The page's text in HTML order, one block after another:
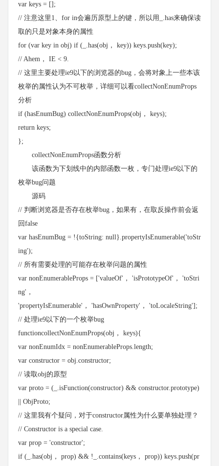
var keys = [];
// 注意这里1、for in会遍历原型上的键，所以用_.has来确保读
取的只是对象本身的属性
for (var key in obj) if (_.has(obj， key)) keys.push(key);
// Ahem， IE < 9.
// 这里主要处理ie9以下的浏览器的bug，会将对象上一些本该
枚举的属性认为不可枚举，详细可以看collectNonEnumProps
分析
if (hasEnumBug) collectNonEnumProps(obj， keys);
return keys;
};
collectNonEnumProps函数分析
该函数为下划线中的内部函数一枚，专门处理ie9以下的
枚举bug问题
源码
// 判断浏览器是否存在枚举bug，如果有，在取反操作前会返
回false
var hasEnumBug = !{toString: null}.propertyIsEnumerable('toStr
ing');
// 所有需要处理的可能存在枚举问题的属性
var nonEnumerableProps = ['valueOf'， 'isPrototypeOf'， 'toStri
ng'，
'propertyIsEnumerable'， 'hasOwnProperty'， 'toLocaleString'];
// 处理ie9以下的一个枚举bug
functioncollectNonEnumProps(obj， keys){
var nonEnumIdx = nonEnumerableProps.length;
var constructor = obj.constructor;
// 读取obj的原型
var proto = (_.isFunction(constructor) && constructor.prototype)
|| ObjProto;
// 这里我有个疑问，对于constructor属性为什么要单独处理？
// Constructor is a special case.
var prop = 'constructor';
if (_.has(obj， prop) && !_.contains(keys， prop)) keys.push(pr